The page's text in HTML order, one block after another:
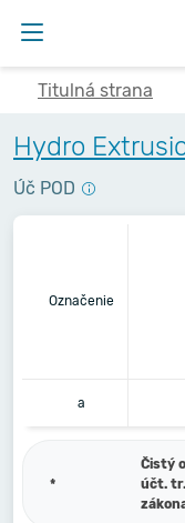
Titulná strana
Hydro
Úč POD
Označenie
a
*
Čistý
účt.